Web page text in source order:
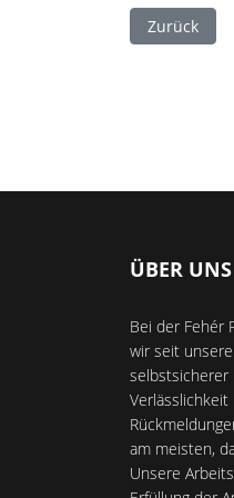
Vorheriger
Zurück
ÜBER UNS
Bei der Fehér
wir seit
selbstsicherer
am meisten,
Unsere